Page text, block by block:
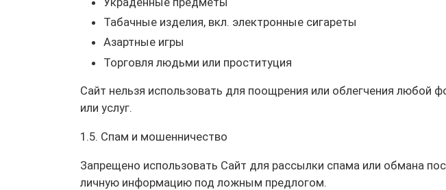
Табачные изделия, вкл. электронные сигареты
Азартные игры
Торговля людьми или проституция
Сайт нельзя использовать для поощрения или облегчения любой
или услуг.
1.5. Спам и мошенничество
Запрещено использовать Сайт для рассылки спама или обмана
личную информацию под ложным предлогом.